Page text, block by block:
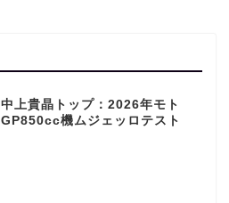
中上貴晶トップ：2026年モト
GP850cc機ムジェッロテスト